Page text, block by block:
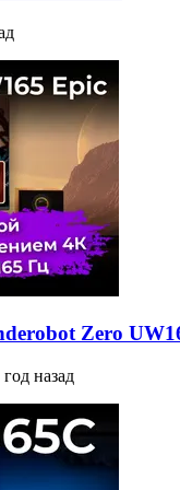
Zero
год назад